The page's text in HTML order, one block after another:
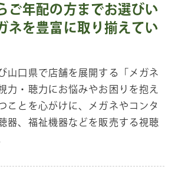
ご年配の方までお選びい
ネを豊富に取り揃えてい
山口県で店舗を展開する「メガネ
力・聴力にお悩みやお困りを抱え
ことを心がけに、メガネやコンタ
器、福祉機器などを販売する視聴